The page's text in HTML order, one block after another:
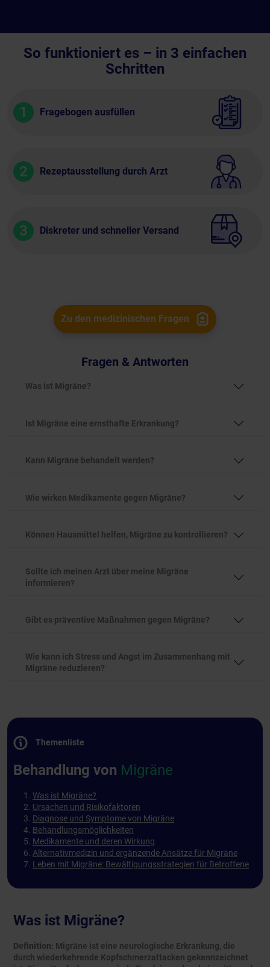
So funktioniert es – in 3 einfachen
Schritten
1 Fragebogen ausfüllen
2 Rezeptausstellung durch Arzt
3 Diskreter und schneller Versand
Zu den medizinischen Fragen
Fragen & Antworten
Was ist Migräne?
Ist Migräne eine ernsthafte Erkrankung?
Kann Migräne behandelt werden?
Wie wirken Medikamente gegen Migräne?
Können Hausmittel helfen, Migräne zu kontrollieren?
Sollte ich meinen Arzt über meine Migräne
informieren?
Gibt es präventive Maßnahmen gegen Migräne?
Wie kann ich Stress und Angst im Zusammenhang mit
Migräne reduzieren?
Was ist Migräne?
Definition: Migräne ist eine neurologische Erkrankung, die
durch wiederkehrende Kopfschmerzattacken gekennzeichnet
Themenliste
Behandlung von Migräne
Was ist Migräne?
Ursachen und Risikofaktoren
Diagnose und Symptome von Migräne
Behandlungsmöglichkeiten
Medikamente und deren Wirkung
Alternativmedizin und ergänzende Ansätze für Migräne
Leben mit Migräne: Bewältigungsstrategien für Betroffene